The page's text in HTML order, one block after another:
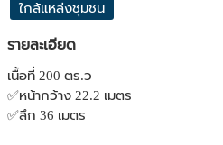
ใกล้แหล่งชุมชน
รายละเอียด
เนื้อที่ 200 ตร.ว
✅หน้ากว้าง 22.2 เมตร
✅ลึก 36 เมตร